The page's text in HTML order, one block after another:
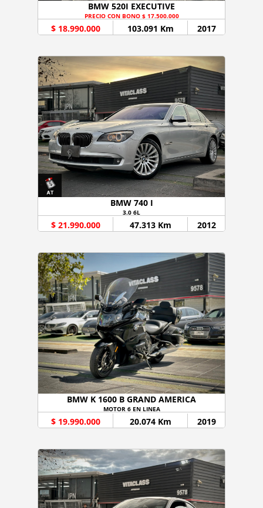
BMW 520I EXECUTIVE
PRECIO CON BONO $ 17.500.000
$ 18.990.000 103.091 Km 2017
BMW 740 I
3.0 6L
$ 21.990.000 47.313 Km 2012
BMW K 1600 B GRAND AMERICA
MOTOR 6 EN LINEA
$ 19.990.000 20.074 Km 2019